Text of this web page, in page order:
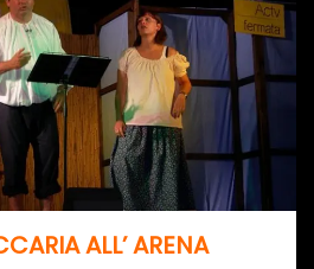
ALL’ ARENA